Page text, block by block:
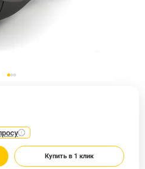
Купить в 1 клик